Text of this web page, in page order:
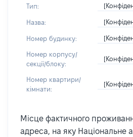
Тип:
Назва:
Номер будинку:
Номер корпусу/
секції/блоку:
Номер квартири/
кімнати:
Місце фактичного
адреса, на яку Національне